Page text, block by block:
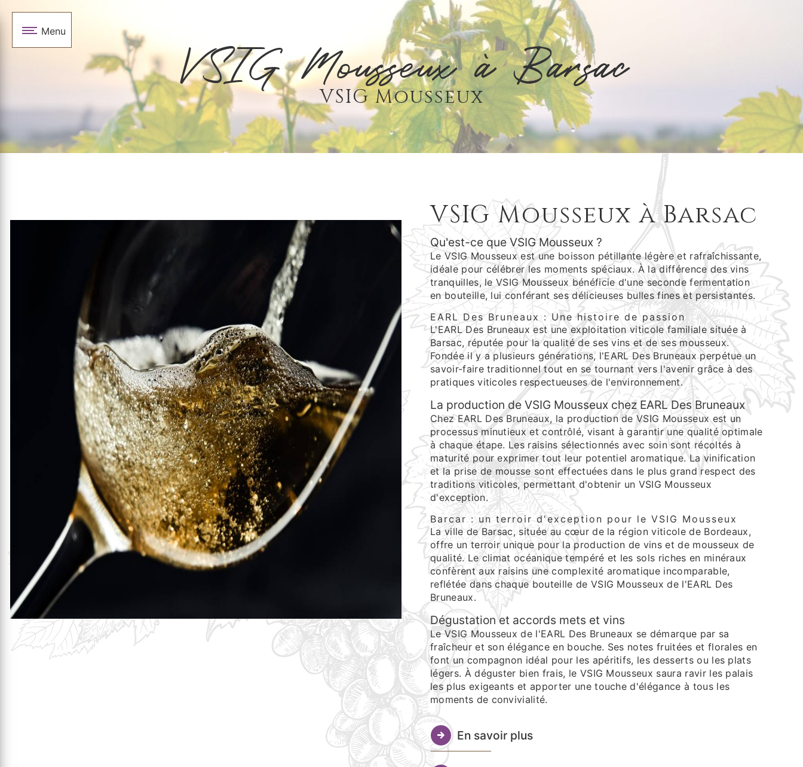
Menu
VSIG Mousseux à Barsac
VSIG Mousseux
VSIG Mousseux à Barsac
Qu'est-ce que VSIG Mousseux ?
Le VSIG Mousseux est une boisson pétillante légère et rafraîchissante,
idéale pour célébrer les moments spéciaux. À la différence des vins
tranquilles, le VSIG Mousseux bénéficie d'une seconde fermentation
en bouteille, lui conférant ses délicieuses bulles fines et persistantes.
EARL Des Bruneaux : Une histoire de passion
L'EARL Des Bruneaux est une exploitation viticole familiale située à
Barsac, réputée pour la qualité de ses vins et de ses mousseux.
Fondée il y a plusieurs générations, l'EARL Des Bruneaux perpétue un
savoir-faire traditionnel tout en se tournant vers l'avenir grâce à des
pratiques viticoles respectueuses de l'environnement.
La production de VSIG Mousseux chez EARL Des Bruneaux
Chez EARL Des Bruneaux, la production de VSIG Mousseux est un
processus minutieux et contrôlé, visant à garantir une qualité optimale
à chaque étape. Les raisins sélectionnés avec soin sont récoltés à
maturité pour exprimer tout leur potentiel aromatique. La vinification
et la prise de mousse sont effectuées dans le plus grand respect des
traditions viticoles, permettant d'obtenir un VSIG Mousseux
d'exception.
Barcar : un terroir d'exception pour le VSIG Mousseux
La ville de Barsac, située au cœur de la région viticole de Bordeaux,
offre un terroir unique pour la production de vins et de mousseux de
qualité. Le climat océanique tempéré et les sols riches en minéraux
confèrent aux raisins une complexité aromatique incomparable,
reflétée dans chaque bouteille de VSIG Mousseux de l'EARL Des
Bruneaux.
Dégustation et accords mets et vins
Le VSIG Mousseux de l'EARL Des Bruneaux se démarque par sa
fraîcheur et son élégance en bouche. Ses notes fruitées et florales en
font un compagnon idéal pour les apéritifs, les desserts ou les plats
légers. À déguster bien frais, le VSIG Mousseux saura ravir les palais
les plus exigeants et apporter une touche d'élégance à tous les
moments de convivialité.
En savoir plus